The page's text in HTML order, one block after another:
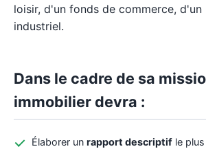
loisir, d'un fonds de commerce, d'un
industriel.
Dans le cadre de sa
immobilier devra :
Élaborer un rapport descriptif le